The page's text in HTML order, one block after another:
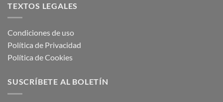
TEXTOS LEGALES
Condiciones de uso
Política de Privacidad
Política de Cookies
SUSCRÍBETE AL BOLETÍN